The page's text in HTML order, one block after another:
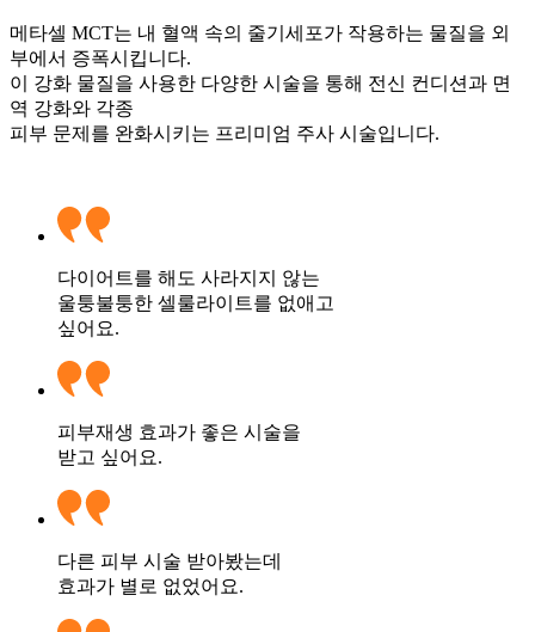
메타셀 MCT는 내 혈액 속의 줄기세포가 작용하는 물질을 외
부에서 증폭시킵니다.
이 강화 물질을 사용한 다양한 시술을 통해 전신 컨디션과 면
역 강화와 각종
피부 문제를 완화시키는 프리미엄 주사 시술입니다.
다이어트를 해도 사라지지 않는
울퉁불퉁한 셀룰라이트를 없애고
싶어요.
피부재생 효과가 좋은 시술을
받고 싶어요.
다른 피부 시술 받아봤는데
효과가 별로 없었어요.